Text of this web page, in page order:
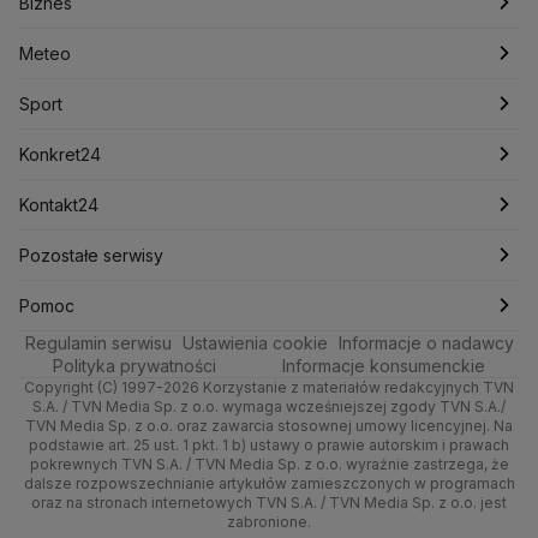
Maków Mazowiecki
Giełda Papierów Wartościowych
Drogi w Polsce
BródnoCiechanów
Agencja Bezpieczeństwa Wewnętrznego
Biuro Bezpieczeństwa Narodowego
Białołęka
Bielany
Mokotów
Ochota
Rembertów
Śródmieście
Targówek
Ursus
Meteo
Sport
Zdrowie
Technologia
Quizy
Artykuły
Newslettery
Fakty o Świecie
Ludzie Faktów
Katowice
Kraków
Poznań
Trójmiasto
Wrocław
Kujawsko-pomorskie
Lublin
Lubuskie
Olsztyn
Najnowsze
Notowania
Pieniądze
Nieruchomości
Rynki
Dla firm
Handel
Ze świata
Tech
Moto
Meteo
Pogoda godzinowa
Pogoda długoterminowa
Pogoda na jutro
Pogoda na weekend
Najnowsze
Polska
Prognoza
Świat
Nauka
Sport
Piłka Nożna
Tenis
Kolarstwo
Skoki Narciarskie
Sporty zimowe
Lekkoatletyka
Siatkówka
F1
Konkret24
Najnowsze
Polska
Świat
Polityka
Zdrowie
Tech
Nauka
Kontakt24
Najnowsze
Gorące Tematy
Wyślij zgłoszenie
Pozostałe serwisy
TVN
Dzień Dobry TVN
Uwaga TVN
HGTV
TVN Turbo
Pomoc
Centrum pomocy
Test zgodności
Oglądaj na TV
Zrealizuj voucher
Regulamin serwisu Ustawienia cookie
Informacje o nadawcy
Polityka prywatności
Informacje konsumenckie
Copyright (C) 1997-2026 Korzystanie z materiałów redakcyjnych TVN
S.A. / TVN Media Sp. z o.o. wymaga wcześniejszej zgody TVN S.A./
TVN Media Sp. z o.o. oraz zawarcia stosownej umowy licencyjnej. Na
podstawie art. 25 ust. 1 pkt. 1 b) ustawy o prawie autorskim i prawach
pokrewnych TVN S.A. / TVN Media Sp. z o.o. wyraźnie zastrzega, że
dalsze rozpowszechnianie artykułów zamieszczonych w programach
oraz na stronach internetowych TVN S.A. / TVN Media Sp. z o.o. jest
zabronione.